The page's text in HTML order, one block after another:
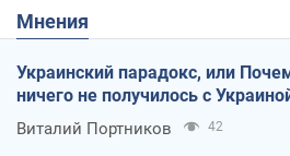
Мнения
Украинский парадокс, или
ничего не получилось с
Виталий Портников 42